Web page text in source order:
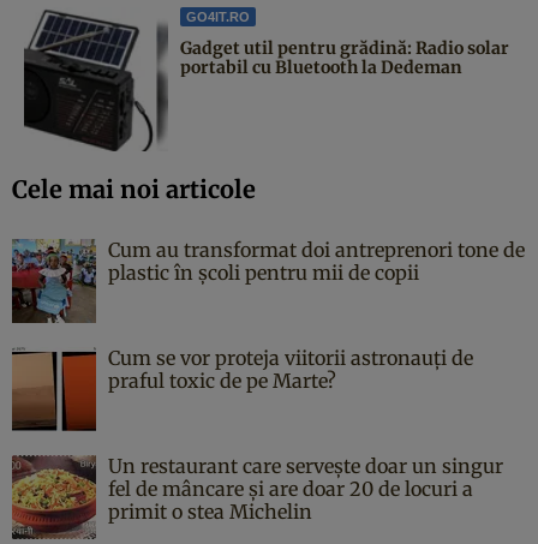
GO4IT.RO
Gadget util pentru grădină: Radio solar
portabil cu Bluetooth la Dedeman
Cele mai noi articole
Cum au transformat doi antreprenori tone de
plastic în școli pentru mii de copii
Cum se vor proteja viitorii astronauți de
praful toxic de pe Marte?
Un restaurant care servește doar un singur
fel de mâncare și are doar 20 de locuri a
primit o stea Michelin